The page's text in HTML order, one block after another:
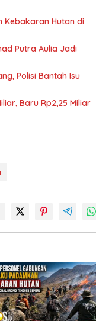
Kebakaran Hutan di
Putra Aulia Jadi
Polisi Bantah Isu
Baru Rp2,25 Miliar